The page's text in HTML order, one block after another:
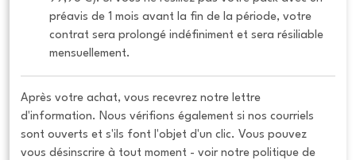
préavis de 1 mois avant la fin de la période, votre
contrat sera prolongé indéfiniment et sera résiliable
mensuellement.
Après votre achat, vous recevrez notre lettre
d'information. Nous vérifions également si nos courriels
sont ouverts et s'ils font l'objet d'un clic. Vous pouvez
vous désinscrire à tout moment - voir notre politique de